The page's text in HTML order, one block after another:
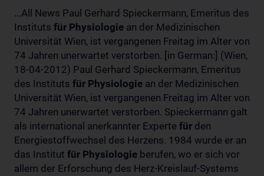
...All News Paul Gerhard Spieckermann, Emeritus des
Instituts für Physiologie an der Medizinischen
Universität Wien, ist vergangenen Freitag im Alter von
74 Jahren unerwartet verstorben. [in German:] (Wien,
18-04-2012) Paul Gerhard Spieckermann, Emeritus
des Instituts für Physiologie an der Medizinischen
Universität Wien, ist vergangenen Freitag im Alter von
74 Jahren unerwartet verstorben. Spieckermann galt
als international anerkannter Experte für den
Energiestoffwechsel des Herzens. 1984 wurde er an
das Institut für Physiologie berufen, wo er sich vor
allem der Erforschung des Herz-Kreislauf-Systems